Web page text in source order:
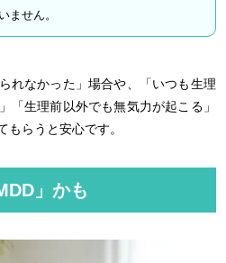
ません。
れなかった」場合や、「いつも生理
「生理前以外でも無気力が起こる」
もらうと安心です。
」かも